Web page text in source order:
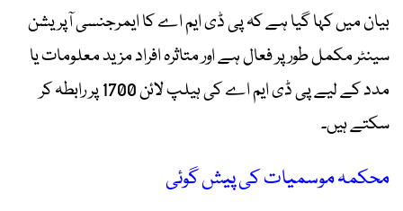
بیان میں کہا گیا ہے کہ پی ڈی ایم اے کا ایمرجنسی آپریشن
سینٹر مکمل طور پر فعال ہے اور متاثرہ افراد مزید معلومات یا
مدد کے لیے پی ڈی ایم اے کی ہیلپ لائن 1700 پر رابطہ کر
سکتے ہیں۔
محکمہ موسمیات کی پیش گوئی